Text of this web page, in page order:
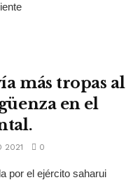
más tropas al
en el
2021 0
por el ejército saharui